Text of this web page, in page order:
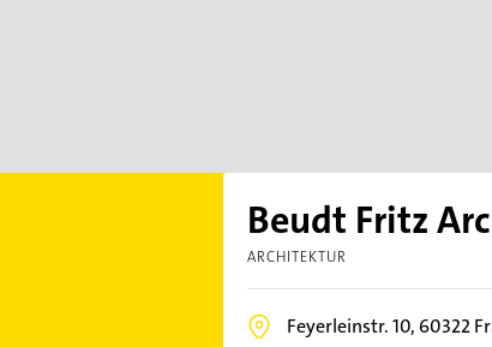
Beudt Fritz
ARCHITEKTUR
Feyerleinstr. 10, 60322